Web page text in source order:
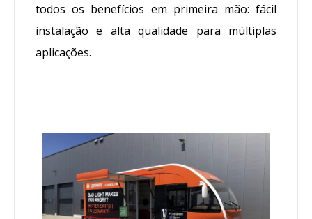
todos os benefícios em primeira mão: fácil
instalação e alta qualidade para múltiplas
aplicações.